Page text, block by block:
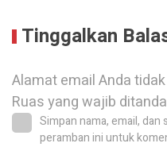
Tinggalkan
Alamat email Anda
Ruas yang wajib
Simpan nama, email, dan
peramban ini untuk